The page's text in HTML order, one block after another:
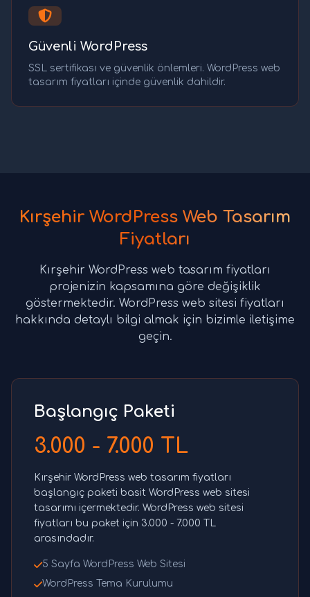
Güvenli WordPress
SSL sertifikası ve güvenlik önlemleri. WordPress web
tasarım fiyatları içinde güvenlik dahildir.
Kırşehir WordPress Web Tasarım
Fiyatları
Kırşehir WordPress web tasarım fiyatları
projenizin kapsamına göre değişiklik
göstermektedir. WordPress web sitesi fiyatları
hakkında detaylı bilgi almak için bizimle iletişime
geçin.
Başlangıç Paketi
3.000 - 7.000 TL
Kırşehir WordPress web tasarım fiyatları
başlangıç paketi basit WordPress web sitesi
tasarımı içermektedir. WordPress web sitesi
fiyatları bu paket için 3.000 - 7.000 TL
arasındadır.
5 Sayfa WordPress Web Sitesi
WordPress Tema Kurulumu